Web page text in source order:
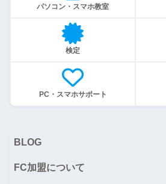
パソコン・スマホ教室
検定
PC・スマホサポート
BLOG
FC加盟について